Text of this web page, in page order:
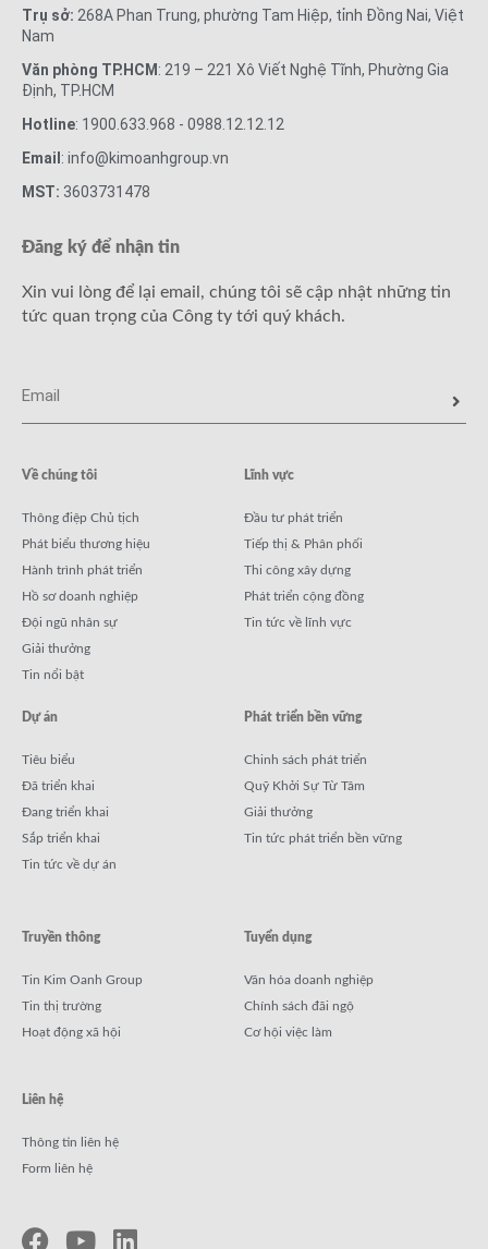
Trụ sở: 268A Phan Trung, phường Tam Hiệp, tỉnh Đồng Nai, Việt
Nam
Văn phòng TP.HCM : 219 – 221 Xô Viết Nghệ Tĩnh, Phường Gia
Định, TP.HCM
Hotline: 1900.633.968 - 0988.12.12.12
Email : info@kimoanhgroup.vn
MST: 3603731478
Đăng ký để nhận tin
Xin vui lòng để lại email, chúng tôi sẽ cập nhật những tin
tức quan trọng của Công ty tới quý khách.
Về chúng tôi
Thông điệp Chủ tịch
Phát biểu thương hiệu
Hành trình phát triển
Hồ sơ doanh nghiệp
Đội ngũ nhân sự
Giải thưởng
Tin nổi bật
Lĩnh vực
Đầu tư phát triển
Tiếp thị & Phân phối
Thi công xây dựng
Phát triển cộng đồng
Tin tức về lĩnh vực
Dự án
Tiêu biểu
Đã triển khai
Đang triển khai
Sắp triển khai
Tin tức về dự án
Phát triển bền vững
Chinh sách phát triển
Quỹ Khởi Sự Từ Tâm
Giải thưởng
Tin tức phát triển bền vững
Truyền thông
Tin Kim Oanh Group
Tin thị trường
Hoạt động xã hội
Tuyển dụng
Văn hóa doanh nghiệp
Chính sách đãi ngộ
Cơ hội việc làm
Liên hệ
Thông tin liên hệ
Form liên hệ